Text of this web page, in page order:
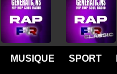
MUSIQUE SPORT